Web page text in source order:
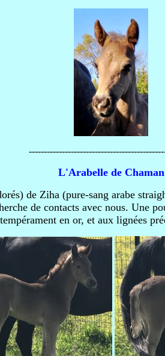
L'Arabelle de Chaman
de Ziha (pure-sang arabe
de contacts avec nous. Une
en or, et aux lignées